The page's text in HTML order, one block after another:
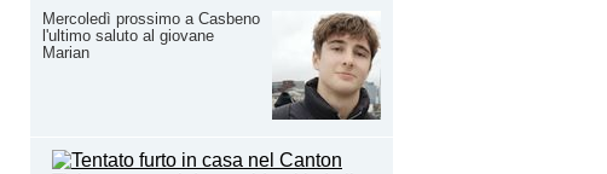
Mercoledì prossimo a Casbeno
l'ultimo saluto al giovane
Marian